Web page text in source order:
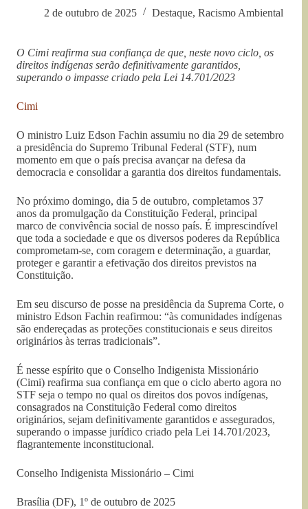
2 de outubro de 2025 Destaque, Racismo Ambiental
O Cimi reafirma sua confiança de que, neste novo ciclo, os
direitos indígenas serão definitivamente garantidos,
superando o impasse criado pela Lei 14.701/2023
Cimi
O ministro Luiz Edson Fachin assumiu no dia 29 de setembro
a presidência do Supremo Tribunal Federal (STF), num
momento em que o país precisa avançar na defesa da
democracia e consolidar a garantia dos direitos fundamentais.
No próximo domingo, dia 5 de outubro, completamos 37
anos da promulgação da Constituição Federal, principal
marco de convivência social de nosso país. É imprescindível
que toda a sociedade e que os diversos poderes da República
comprometam-se, com coragem e determinação, a guardar,
proteger e garantir a efetivação dos direitos previstos na
Constituição.
Em seu discurso de posse na presidência da Suprema Corte, o
ministro Edson Fachin reafirmou: “às comunidades indígenas
são endereçadas as proteções constitucionais e seus direitos
originários às terras tradicionais”.
É nesse espírito que o Conselho Indigenista Missionário
(Cimi) reafirma sua confiança em que o ciclo aberto agora no
STF seja o tempo no qual os direitos dos povos indígenas,
consagrados na Constituição Federal como direitos
originários, sejam definitivamente garantidos e assegurados,
superando o impasse jurídico criado pela Lei 14.701/2023,
flagrantemente inconstitucional.
Conselho Indigenista Missionário – Cimi
Brasília (DF), 1º de outubro de 2025